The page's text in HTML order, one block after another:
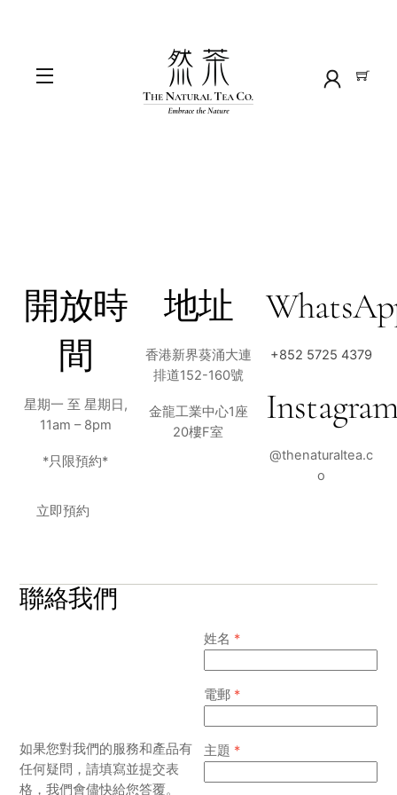
Menu
開放時
間
星期一 至 星期日,
11am – 8pm
*只限預約*
地址
香港新界葵涌大連
排道152-160號
金龍工業中心1座
20樓F室
+852 5725 4379
@thenaturaltea.c
o
立即預約
聯絡我們
如果您對我們的服務和產品有
任何疑問，請填寫並提交表
格，我們會儘快給您答覆。
姓名 *
電郵 *
主題 *